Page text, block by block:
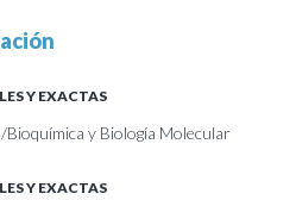
Y EXACTAS
Bioquímica y Biología Molecular
Y EXACTAS